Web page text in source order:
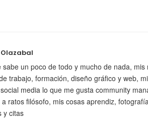
un poco de todo y mucho de nada, mis
trabajo, formación, diseño gráfico y web, mi
media lo que me gusta community
ratos filósofo, mis cosas aprendiz,
y citas